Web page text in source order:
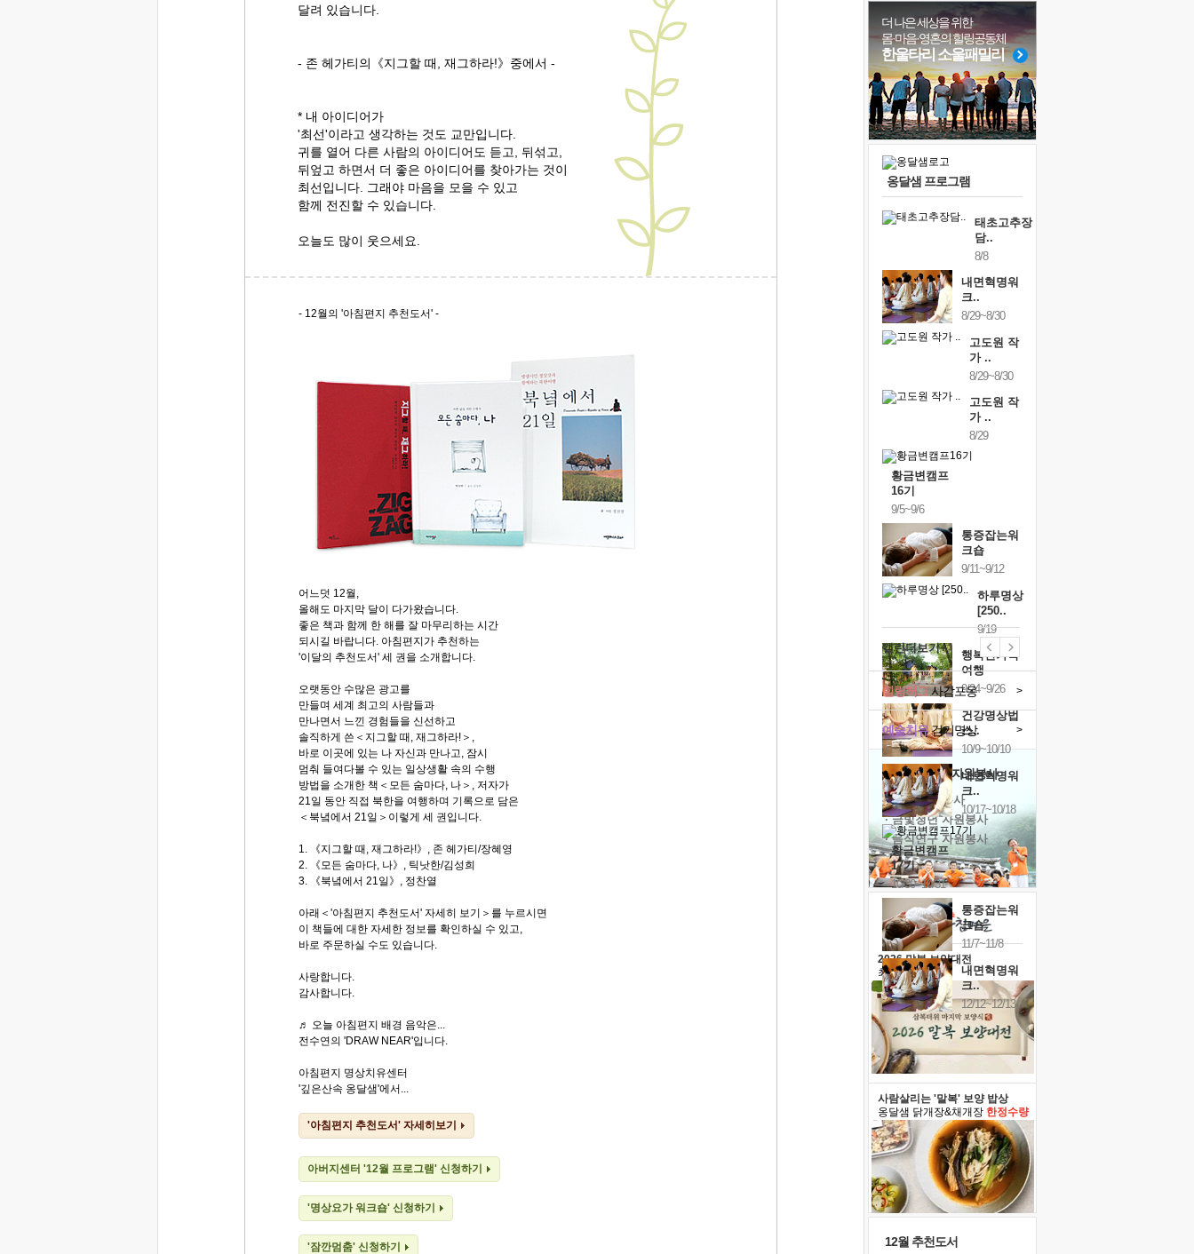
달려 있습니다.
- 존 헤가티의《지그할 때, 재그하라!》중에서 -
* 내 아이디어가
'최선'이라고 생각하는 것도 교만입니다.
귀를 열어 다른 사람의 아이디어도 듣고, 뒤섞고,
뒤엎고 하면서 더 좋은 아이디어를 찾아가는 것이
최선입니다. 그래야 마음을 모을 수 있고
함께 전진할 수 있습니다.
오늘도 많이 웃으세요.
- 12월의 '아침편지 추천도서' -
어느덧 12월,
올해도 마지막 달이 다가왔습니다.
좋은 책과 함께 한 해를 잘 마무리하는 시간
되시길 바랍니다. 아침편지가 추천하는
'이달의 추천도서' 세 권을 소개합니다.
오랫동안 수많은 광고를
만들며 세계 최고의 사람들과
만나면서 느낀 경험들을 신선하고
솔직하게 쓴＜지그할 때, 재그하라!＞,
바로 이곳에 있는 나 자신과 만나고, 잠시
멈춰 들여다볼 수 있는 일상생활 속의 수행
방법을 소개한 책＜모든 숨마다, 나＞, 저자가
21일 동안 직접 북한을 여행하며 기록으로 담은
＜북녘에서 21일＞이렇게 세 권입니다.
1. 《지그할 때, 재그하라!》, 존 헤가티/장혜영
2. 《모든 숨마다, 나》, 틱낫한/김성희
3. 《북녘에서 21일》, 정찬열
아래＜'아침편지 추천도서' 자세히 보기＞를 누르시면
이 책들에 대한 자세한 정보를 확인하실 수 있고,
바로 주문하실 수도 있습니다.
사랑합니다.
감사합니다.
♬ 오늘 아침편지 배경 음악은...
전수연의 'DRAW NEAR'입니다.
아침편지 명상치유센터
'깊은산속 옹달샘'에서...
'아침편지 추천도서' 자세히보기
아버지센터 '12월 프로그램' 신청하기
'명상요가 워크숍' 신청하기
'잠깐멈춤' 신청하기
꿈이 실제가 되는 것
'말 타는 법'을 먼저
아픈 아버지를 위한 공간 설계
졸업식 사진을 보며
극심한 변비, 어깨결림, 수면 장애
보고 싶은 어머니
마음이 멈춰 버린 곳
못된 꼰대들
#사람
#유튜브
#아이들
#건강
#힐링
#바이러스
#면역력
#비전캠프
#리더
#링컨학교 #경험
더 나은 세상을 위한
몸·마음·영혼의 힐링공동체
한울타리 소울패밀리
옹달샘 프로그램
태초고추장
담..
8/8
내면혁명워
크..
8/29~8/30
고도원 작
가 ..
8/29~8/30
고도원 작
가 ..
8/29
황금변캠프
16기
9/5~9/6
통증잡는워
크숍
9/11~9/12
하루명상
[250..
9/19
행복한가족
여행
9/24~9/26
건강명상법
스..
10/9~10/10
내면혁명워
크..
10/17~10/18
황금변캠프
17기
10/30~10/31
통증잡는워
크숍
11/7~11/8
내면혁명워
크..
12/12~12/13
캘린더보기+
예술치유걷기명상 >
힐링허그사감포옹 >
'옹달샘의 꽃'자원봉사
· 청년 자원봉사
· 금빛청년 자원봉사
· 음식연구 자원봉사
2026 말복 보양대전
최대74%할인
사람살리는 '말복' 보양 밥상
옹달샘 닭개장&채개장 한정수량
12월 추천도서